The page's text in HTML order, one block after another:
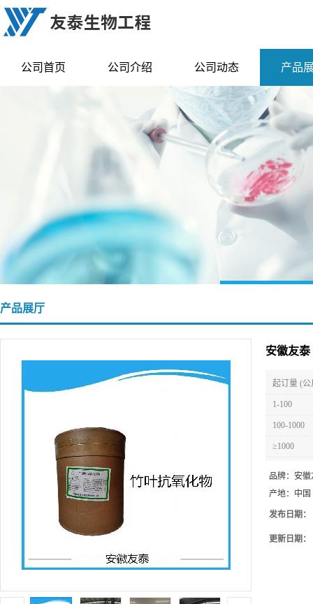
公司首页 公司介绍 公司动态 产品
产品展厅
安徽友
起订量 (公
1-100
100-1000
≥1000
品牌： 安徽
产地： 中国
发布日期：
更新日期：